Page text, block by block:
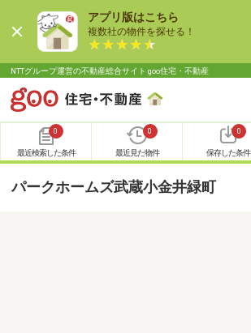
アプリ版はこちら
複数社の物件を探せる！
NTTグループ運営の不動産総合サイト goo住宅・不動産
0
最近検索した条件
0
最近見た物件
0
保存した条件
パークホームズ武蔵小金井緑町